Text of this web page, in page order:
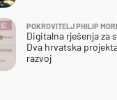
POKROVITELJ PHILIP
Digitalna rješenja za
Dva hrvatska
razvoj